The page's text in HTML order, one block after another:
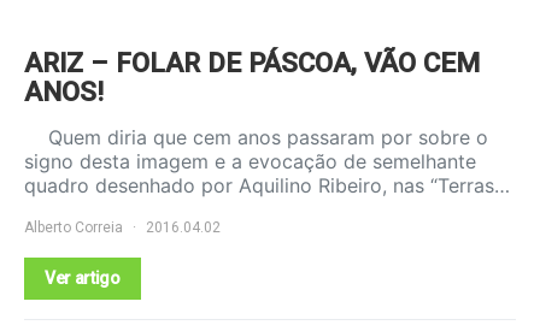
ARIZ – FOLAR DE PÁSCOA, VÃO CEM
ANOS!
Quem diria que cem anos passaram por sobre o
signo desta imagem e a evocação de semelhante
quadro desenhado por Aquilino Ribeiro, nas “Terras…
Alberto Correia 2016.04.02
Ver artigo